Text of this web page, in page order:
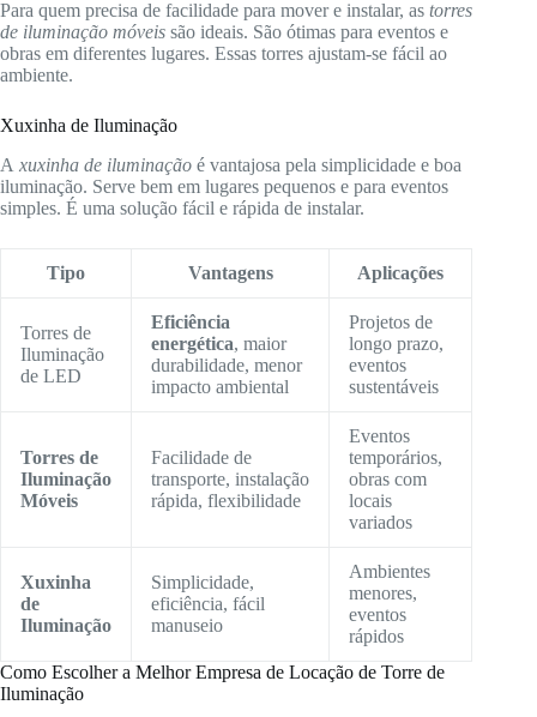
Para quem precisa de facilidade para mover e instalar, as torres
de iluminação móveis são ideais. São ótimas para eventos e
obras em diferentes lugares. Essas torres ajustam-se fácil ao
ambiente.
Xuxinha de Iluminação
A xuxinha de iluminação é vantajosa pela simplicidade e boa
iluminação. Serve bem em lugares pequenos e para eventos
simples. É uma solução fácil e rápida de instalar.
Tipo Vantagens Aplicações
Torres de
Iluminação
de LED
Eficiência
energética, maior
durabilidade, menor
impacto ambiental
Projetos de
longo prazo,
eventos
sustentáveis
Torres de
Iluminação
Móveis
Facilidade de
transporte, instalação
rápida, flexibilidade
Eventos
temporários,
obras com
locais
variados
Xuxinha
de
Iluminação
Simplicidade,
eficiência, fácil
manuseio
Ambientes
menores,
eventos
rápidos
Como Escolher a Melhor Empresa de Locação de Torre de
Iluminação